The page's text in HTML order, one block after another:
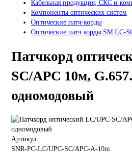
Кабельная продукция, СКС и
Компоненты оптических систем
Оптические патч-корды
Оптические патч корды SM LC-
Патчкорд
SC/APC 10м,
одномодовый
Артикул
SNR-PC-LC/UPC-SC/APC-A-10m